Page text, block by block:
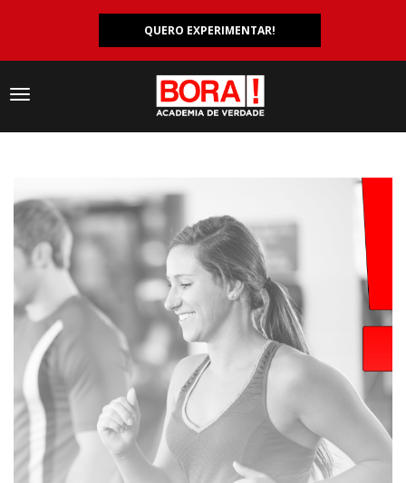
QUERO EXPERIMENTAR!
Navegação